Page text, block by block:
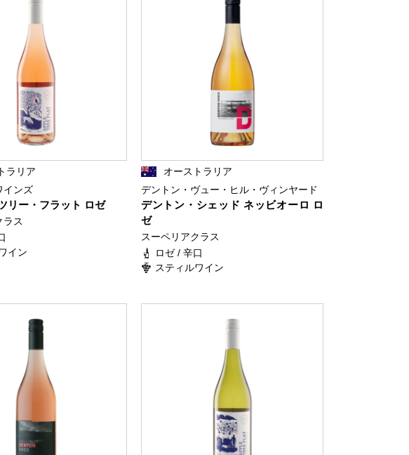
ラリア
インズ
リー・フラット ロゼ
ラス
イン
オーストラリア
デントン・ヴュー・ヒル・ヴィンヤード
デントン・シェッド ネッビオーロ ロ
ゼ
スーペリアクラス
ロゼ / 辛口
スティルワイン